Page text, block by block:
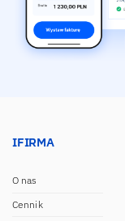
IFIRMA
O nas
Cennik